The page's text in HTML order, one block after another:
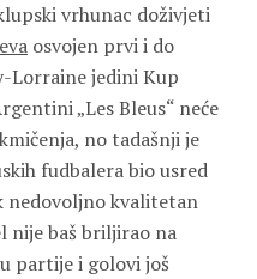
vrhunac doživjeti
osvojen prvi i do
Lorraine jedini Kup
„Les Bleus“ neće
no tadašnji je
fudbalera bio usred
nedovoljno kvalitetan
nije baš briljirao na
partije i golovi još